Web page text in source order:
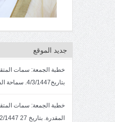
جديد الموقع
بتاريخ4/3/1447. سماحة الشيخ مصطفى المرهون